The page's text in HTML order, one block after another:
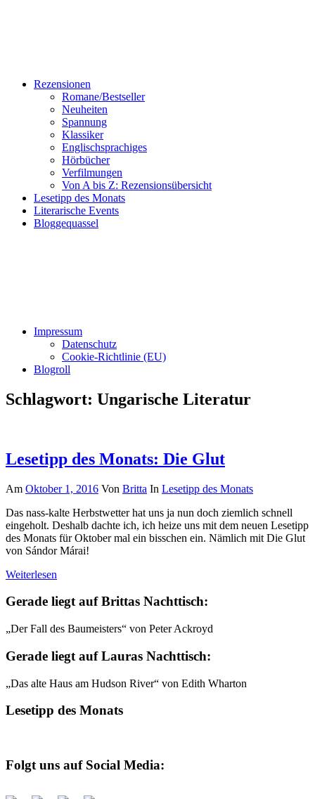
Rezensionen
Romane/Bestseller
Neuheiten
Spannung
Klassiker
Englischsprachiges
Hörbücher
Verfilmungen
Von A bis Z: Rezensionsübersicht
Lesetipp des Monats
Literarische Events
Bloggequassel
Impressum
Datenschutz
Cookie-Richtlinie (EU)
Blogroll
Schlagwort: Ungarische Literatur
Lesetipp des Monats: Die Glut
Am Oktober 1, 2016 Von Britta In Lesetipp des Monats
Das nass-kalte Herbstwetter hat uns ja nun doch ziemlich schnell
eingeholt. Deshalb dachte ich, ich heize uns mit dem neuen Lesetipp
des Monats für Oktober mal ein bisschen ein. Nämlich mit Die Glut
von Sándor Márai!
Weiterlesen
Gerade liegt auf Brittas Nachttisch:
„Der Fall des Baumeisters“ von Peter Ackroyd
Gerade liegt auf Lauras Nachttisch:
„Das alte Haus am Hudson River“ von Edith Wharton
Lesetipp des Monats
Folgt uns auf Social Media: